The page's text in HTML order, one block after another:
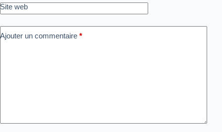
Site web
Ajouter un commentaire *